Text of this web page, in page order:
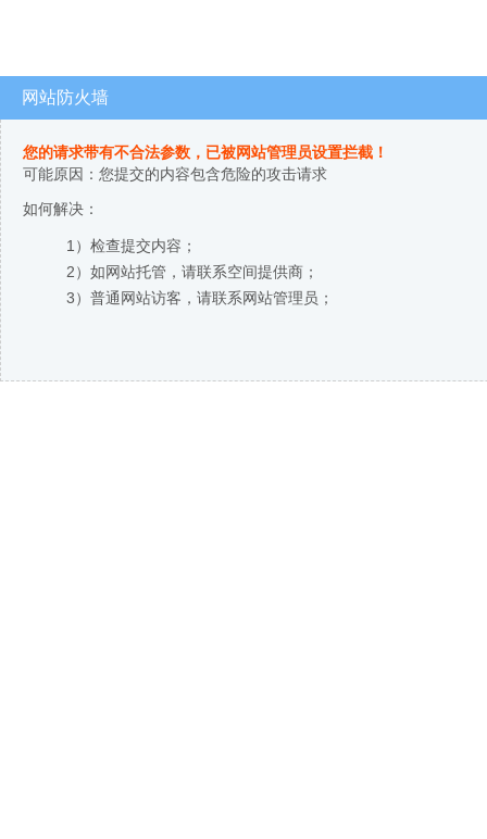
网站防火墙
您的请求带有不合法参数，已被网站管理员设置拦截！
可能原因：您提交的内容包含危险的攻击请求
如何解决：
1）检查提交内容；
2）如网站托管，请联系空间提供商；
3）普通网站访客，请联系网站管理员；